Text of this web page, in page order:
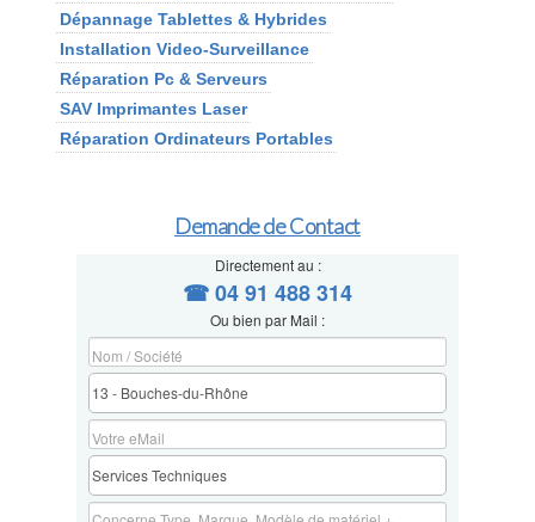
Dépannage Tablettes & Hybrides
Installation Video-Surveillance
Réparation Pc & Serveurs
SAV Imprimantes Laser
Réparation Ordinateurs Portables
Demande de Contact
Directement au :
☎ 04 91 488 314
Ou bien par Mail :